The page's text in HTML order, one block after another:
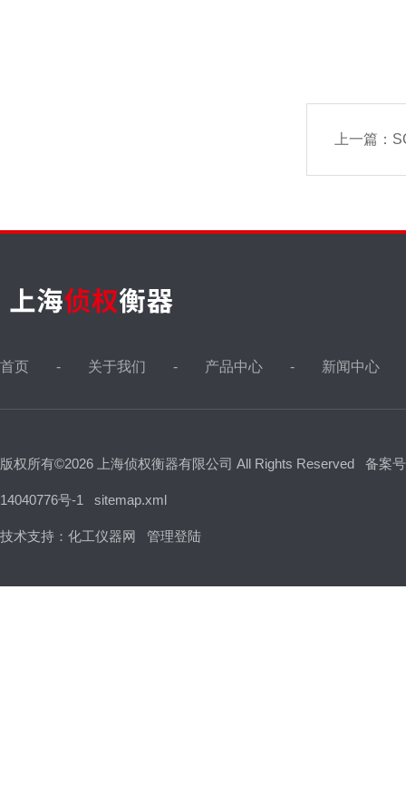
上一篇：
首页 关于我们 产品中心 新闻中心
版权所有©2026 上海侦权衡器有限公司 All Rights Reserved 备案
14040776号-1 sitemap.xml
技术支持： 化工仪器网 管理登陆